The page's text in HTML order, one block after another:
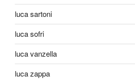
luca sartoni
luca sofri
luca vanzella
luca zappa